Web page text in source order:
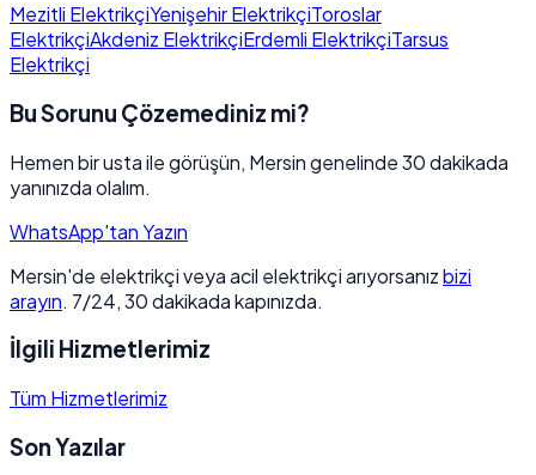
Mezitli ElektrikçiYenişehir ElektrikçiToroslar
ElektrikçiAkdeniz ElektrikçiErdemli ElektrikçiTarsus
Elektrikçi
Bu Sorunu Çözemediniz mi?
Hemen bir usta ile görüşün, Mersin genelinde 30 dakikada
yanınızda olalım.
WhatsApp'tan Yazın
Mersin'de elektrikçi veya acil elektrikçi arıyorsanızbizi
arayın. 7/24, 30 dakikada kapınızda.
İlgili Hizmetlerimiz
Tüm Hizmetlerimiz
Son Yazılar